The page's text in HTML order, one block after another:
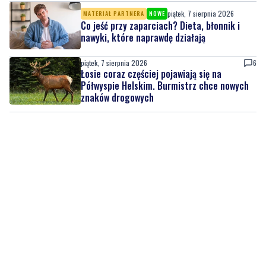
piątek, 7 sierpnia 2026
Łosie coraz częściej pojawiają się na
Półwyspie Helskim. Burmistrz chce nowych
znaków drogowych